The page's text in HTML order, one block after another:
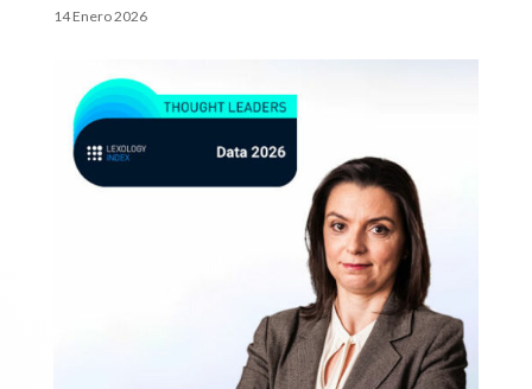
14 Enero 2026